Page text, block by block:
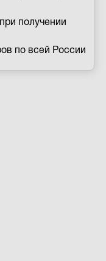
получении
по всей России